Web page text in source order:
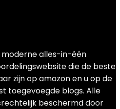
alles-in-één
die de beste
zijn op amazon en u op de
toegevoegde blogs. Alle
beschermd door